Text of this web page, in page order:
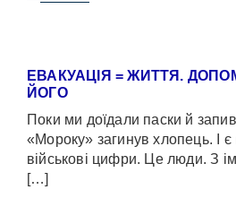
ЕВАКУАЦІЯ = ЖИТТЯ.
ЙОГО
Поки ми доїдали паски й
«Мороку» загинув хлопець. І
військові цифри. Це люди. З
[…]